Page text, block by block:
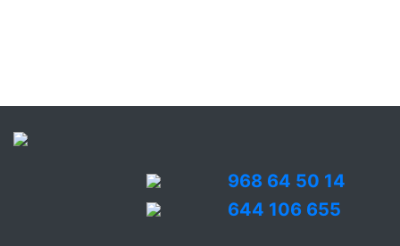
968 64 50 14
644 106 655